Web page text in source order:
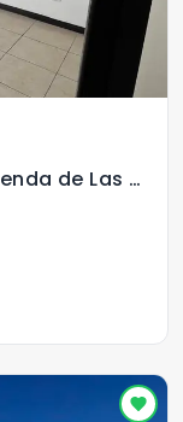
Casa en venta Sector 2 en Hacienda de Las Flores